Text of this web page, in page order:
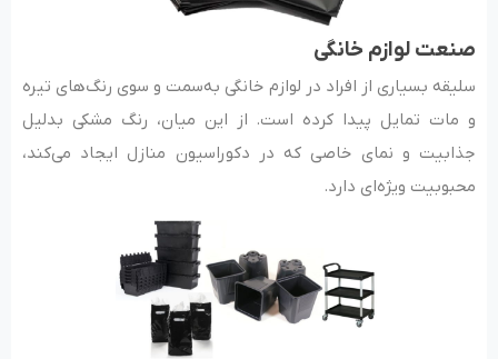
صنعت لوازم خانگی
سلیقه بسیاری از افراد در لوازم خانگی به‌سمت و سوی رنگ‌های تیره
و مات تمایل پیدا کرده است. از این میان، رنگ مشکی بدلیل
جذابیت و نمای خاصی که در دکوراسیون منازل ایجاد می‌کند،
محبوبیت ویژه‌ای دارد.